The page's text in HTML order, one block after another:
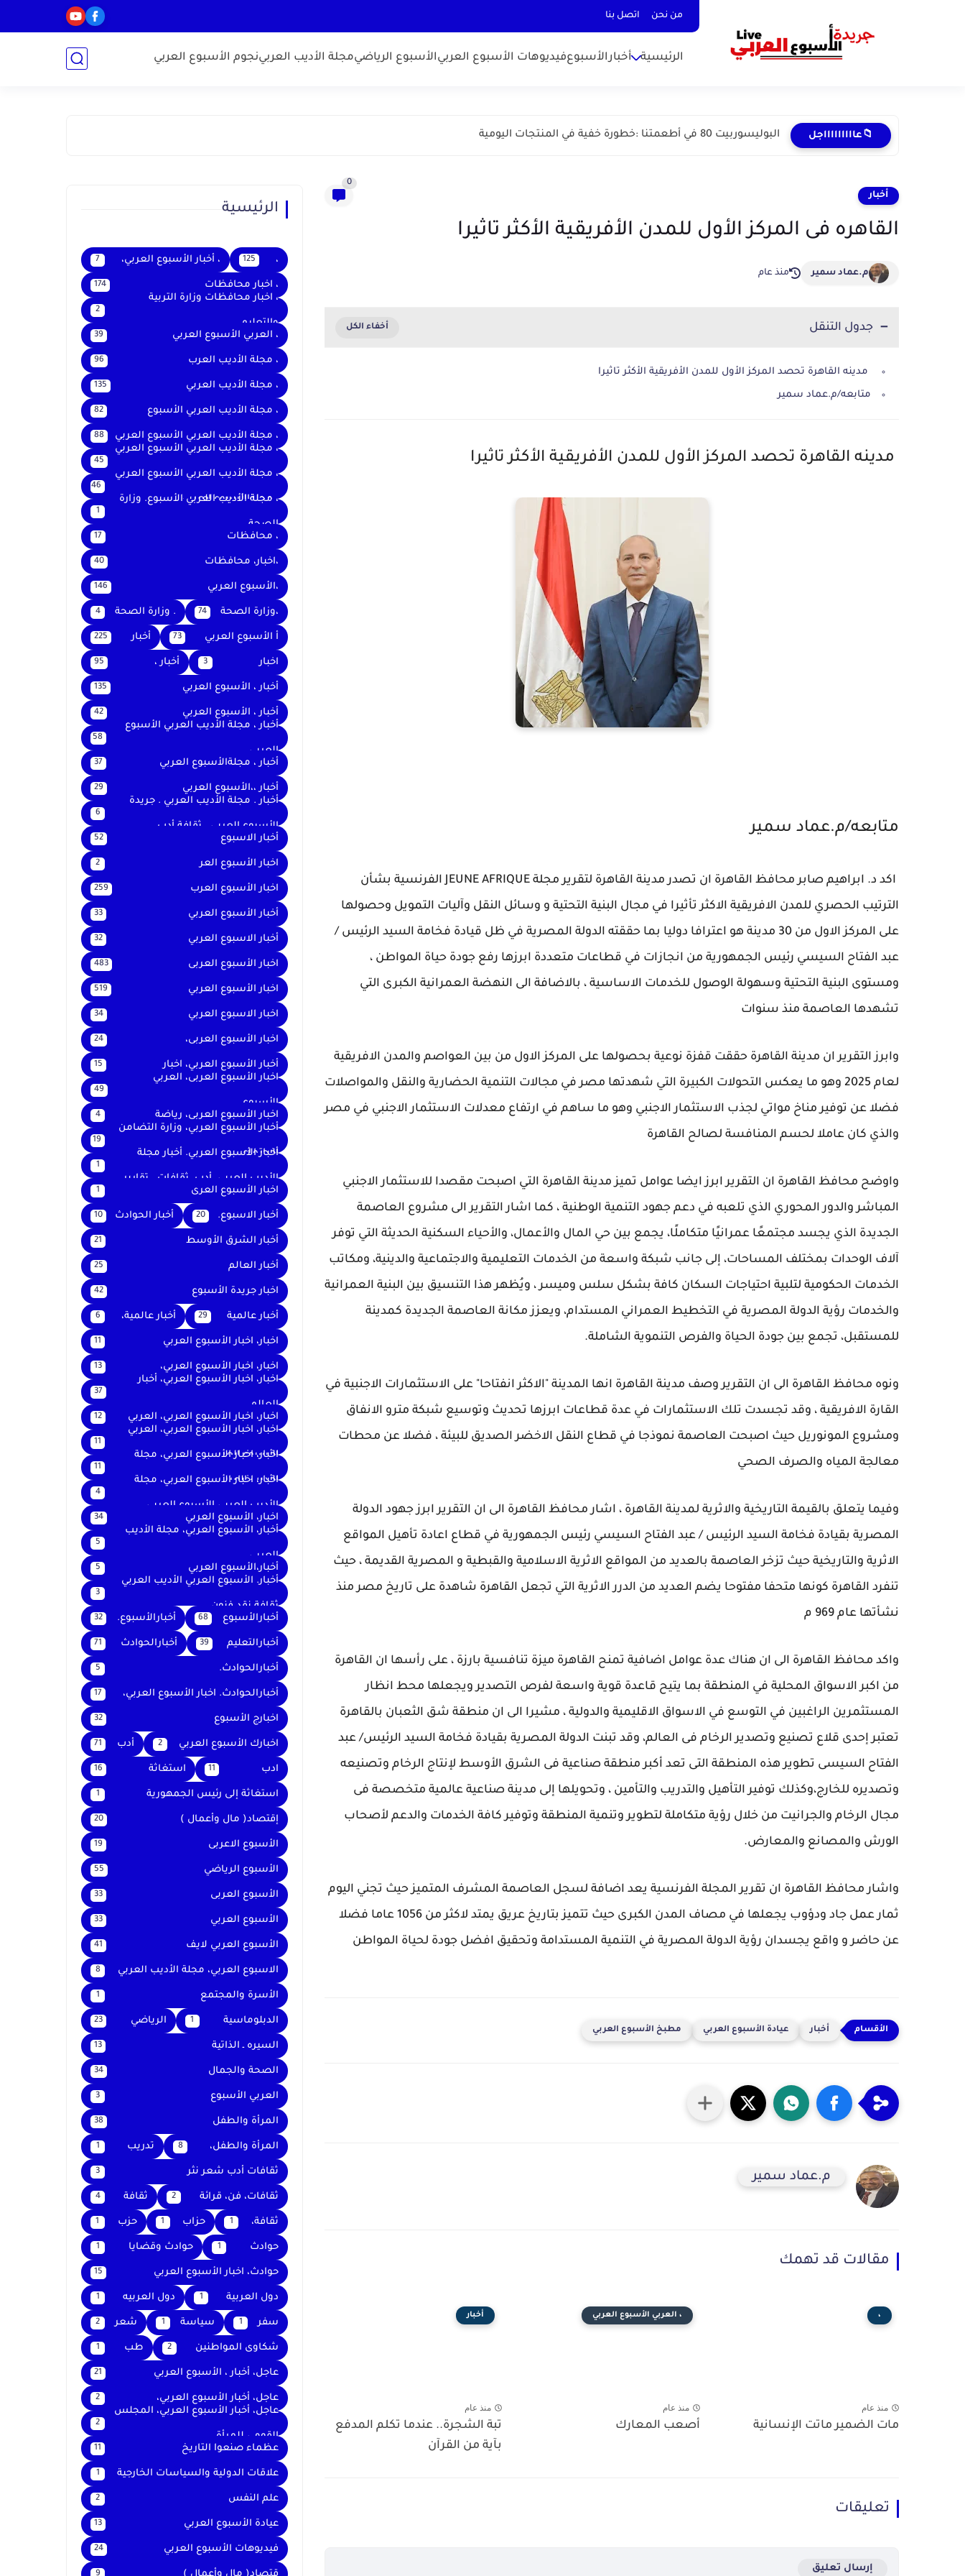
من نحن اتصل بنا
الرئيسية أخبارالأسبوعفيديوهات الأسبوع العربيالأسبوع الرياضيمجلة الأديب العربينجوم الأسبوع العربي
📁عاااااااااجل البوليسوربيت 80 في أطعمتنا :خطورة خفية في المنتجات اليومية
أخبار
0
القاهره فى المركز الأول للمدن الأفريقية الأكثر تاثيرا
م.عماد سمير منذ عام
جدول التنقل
مدينه القاهرة تحصد المركز الأول للمدن الأفريقية الأكثر تاثيرا
متابعه/م.عماد سمير
مدينه القاهرة تحصد المركز الأول للمدن الأفريقية الأكثر تاثيرا
متابعه/م.عماد سمير
اكد د. ابراهيم صابر محافظ القاهرة ان تصدر مدينة القاهرة لتقرير مجلة JEUNE AFRIQUE الفرنسية بشأن
الترتيب الحصري للمدن الافريقية الاكثر تأثيرا في مجال البنية التحتية و وسائل النقل وآليات التمويل وحصولها
على المركز الاول من 30 مدينة هو اعترافا دوليا بما حققته الدولة المصرية في ظل قيادة فخامة السيد الرئيس /
عبد الفتاح السيسي رئيس الجمهورية من انجازات في قطاعات متعددة ابرزها رفع جودة حياة المواطن ،
ومستوى البنية التحتية وسهولة الوصول للخدمات الاساسية ، بالاضافة الى النهضة العمرانية الكبرى التي
تشهدها العاصمة منذ سنوات
وابرز التقرير ان مدينة القاهرة حققت قفزة نوعية بحصولها على المركز الاول من بين العواصم والمدن الافريقية
لعام 2025 وهو ما يعكس التحولات الكبيرة التي شهدتها مصر في مجالات التنمية الحضارية والنقل والمواصلات
فضلا عن توفير مناخ مواتي لجذب الاستثمار الاجنبي وهو ما ساهم في ارتفاع معدلات الاستثمار الاجنبي في مصر
والذي كان عاملا لحسم المنافسة لصالح القاهرة
واوضح محافظ القاهرة ان التقرير ابرز ايضا عوامل تميز مدينة القاهرة التي اصبحت مقصدا للاستثمار الاجنبي
المباشر والدور المحوري الذي تلعبه في دعم جهود التنمية الوطنية ، كما اشار التقرير الى مشروع العاصمة
الجديدة الذي يجسد مجتمعًا عمرانيًا متكاملًا، يجمع بين حي المال والأعمال، والأحياء السكنية الحديثة التي توفر
آلاف الوحدات بمختلف المساحات، إلى جانب شبكة واسعة من الخدمات التعليمية والاجتماعية والدينية، ومكاتب
الخدمات الحكومية لتلبية احتياجات السكان كافة بشكل سلس وميسر ، ويُظهر هذا التنسيق بين البنية العمرانية
والخدمات رؤية الدولة المصرية في التخطيط العمراني المستدام، ويعزز مكانة العاصمة الجديدة كمدينة
للمستقبل، تجمع بين جودة الحياة والفرص التنموية الشاملة.
ونوه محافظ القاهرة الى ان التقرير وصف مدينة القاهرة انها المدينة "الاكثر انفتاحا" على الاستثمارات الاجنبية في
القارة الافريقية ، وقد تجسدت تلك الاستثمارات في عدة قطاعات ابرزها تحديث وتوسيع شبكة مترو الانفاق
ومشروع المونوريل حيث اصبحت العاصمة نموذجا في قطاع النقل الاخضر الصديق للبيئة ، فضلا عن محطات
معالجة المياه والصرف الصحي
وفيما يتعلق بالقيمة التاريخية والاثرية لمدينة القاهرة ، اشار محافظ القاهرة الى ان التقرير ابرز جهود الدولة
المصرية بقيادة فخامة السيد الرئيس / عبد الفتاح السيسي رئيس الجمهورية في قطاع اعادة تأهيل المواقع
الاثرية والتاريخية حيث تزخر العاصمة بالعديد من المواقع الاثرية الاسلامية والقبطية و المصرية القديمة ، حيث
تنفرد القاهرة كونها متحفا مفتوحا يضم العديد من الدرر الاثرية التي تجعل القاهرة شاهدة على تاريخ مصر منذ
نشأتها عام 969 م
واكد محافظ القاهرة الى ان هناك عدة عوامل اضافية تمنح القاهرة ميزة تنافسية بارزة ، على رأسها ان القاهرة
من اكبر الاسواق المحلية في المنطقة بما يتيح قاعدة قوية واسعة لفرص التصدير ويجعلها محط انظار
المستثمرين الراغبين في التوسع في الاسواق الاقليمية والدولية ، مشيرا الى ان منطقة شق الثعبان بالقاهرة
تعتبر إحدى قلاع تصنيع وتصدير الرخام فى العالم، وقد تبنت الدولة المصرية بقيادة فخامة السيد الرئيس/ عبد
الفتاح السيسى تطوير هذه المنطقة التى تعد أكبر منطقة صناعية فى الشرق الأوسط لإنتاج الرخام وتصنيعه
وتصديره للخارج،وكذلك توفير التأهيل والتدريب والتأمين ، وتحويلها إلى مدينة صناعية عالمية متخصصة فى
مجال الرخام والجرانيت من خلال رؤية متكاملة لتطوير وتنمية المنطقة وتوفير كافة الخدمات والدعم لأصحاب
الورش والمصانع والمعارض.
واشار محافظ القاهرة ان تقرير المجلة الفرنسية يعد اضافة لسجل العاصمة المشرف المتميز حيث تجني اليوم
ثمار عمل جاد ودؤوب يجعلها في مصاف المدن الكبرى حيث تتميز بتاريخ عريق يمتد لاكثر من 1056 عاما فضلا
عن حاضر و واقع يجسدان رؤية الدولة المصرية في التنمية المستدامة وتحقيق افضل جودة لحياة المواطن
أخبار عيادة الأسبوع العربي مطبخ الأسبوع العربي
م.عماد سمير
مقالات قد تهمك
،
منذ عام
مات الضمير ماتت الإنسانية
، العربي الأسبوع العربي
منذ عام
أصعب المعارك
أخبار
منذ عام
تبة الشجرة.. عندما تكلم المدفع
بآية من القرآن
تعليقات
إرسال تعليق
الرئيسية
، 125 ، أخبار الأسبوع العربي، 7
، اخبار محافظات 174
، اخبار محافظات وزارة التربية
والتعليم
2
، العربي الأسبوع العربي 39
، مجلة الأديب العرب 96
، مجلة الأديب العربي 135
، مجلة الأديب العربي الأسبوع 82
، مجلة الأديب العربي الأسبوع العربي 88
، مجلة الأديب العربي الأسبوع العربي
،
45
، مجلة الأديب العربي الأسبوع العربي
، مجلةالأسبوع العربي
46
، مجلة الأديب العربي الأسبوع. وزارة
الصحة
1
، محافظات 17
،اخبار، محافظات 40
،الأسبوع العربي 146
،وزارة الصحة 74 . وزارة الصحة 4
أ الأسبوع العربي 73 أخبار 225
اخبار 3 أخبار ، 95
أخبار ، الأسبوع العربي 135
أخبار ، الأسبوع العربي 42
أخبار ، مجلة الأديب العربي الأسبوع
العربي
58
أخبار ، مجلةالأسبوع العربي 37
أخبار ،،الأسبوع العربي 29
أخبار . مجلة الأديب العربي . جريدة
الأسبوع العربي . ثقافة أدب
6
أخبار الاسبوع 52
اخبار الأسبوع العر 2
اخبار الأسبوع العرب 259
أخبار الأسبوع العربي 33
أخبار الاسبوع العربي 32
اخبار الأسبوع العربى 483
اخبار الأسبوع العربي 519
اخبار الاسبوع العربي 34
اخبار الأسبوع العربى، 24
أخبار الأسبوع العربي، اخبار 15
اخبار الأسبوع العربى، العربي
الأسبوع
49
اخبار الأسبوع العربى، رياضة 4
أخبار الأسبوع العربي، وزارة التضامن
الاجتماعي
19
أخبار الأسبوع العربي. أخبار مجلة
الأديب العربي. أدب. ثقافات . تقارير .
1
اخبار الأسبوع العرى 1
أخبار الاسبوع. 20 أخبار الحوادث 10
أخبار الشرق الأوسط 21
أخبار العالم 25
اخبار جريدة الأسبوع 42
أخبار عالمية 29 أخبار عالمية، 6
اخبار، اخبار الأسبوع العربي 11
اخبار، اخبار الأسبوع العربي، 13
اخبار، اخبار الأسبوع العربي، أخبار
العالم
37
اخبار، اخبار الأسبوع العربي، العربي 12
اخبار، اخبار الأسبوع العربي، العربي
الأسبوع العربي
11
اخبار، اخبار الأسبوع العربي، مجلة
الأديب العربي
11
اخبار، اخبار الأسبوع العربي، مجلة
الأديب العربي الأسبوع العربي
4
اخبار، الأسبوع العربي 34
أخبار، الأسبوع العربي، مجلة الأديب
العربي
5
أخبار،الأسبوع العربي 5
أخبار. الأسبوع العربي الأديب العربي
ثقافة نقد فنون
3
أخبارالأسبوع 68 أخبارالأسبوع. 32
أخبارالتعليم 39 أخبارالحوادث 71
أخبارالحوادث. 5
أخبارالحوادث. اخبار الأسبوع العربي، 17
اخبارج الأسبوع 32
اخبارك الأسبوع العربي 2 أدب 71
ادب 11 استغاثة 16
استغاثة إلى رئيس الجمهورية 1
إقتصاد( مال وأعمال ) 20
الأسبوع الاعربى 19
الأسبوع الرياضي 55
الأسبوع العربى 33
الأسبوع العربي 33
الأسبوع العربي لايف 41
الاسبوع العربي، مجلة الأديب العربي 8
الأسرة والمجتمع 1
الدبلوماسية 1 الرياضي 23
السيره ـ الذاتية 13
الصحة والجمال 34
العربي الأسبوع 3
المرأة والطفل 38
المرأة والطفل، 8 تدريب 1
ثقافات أدب شعر نثر 3
ثقافات، فن، قرائة 2 ثقافة 4
ثقافة، 1 حزاب 1 حزب 1
حوادث 1 حوادث وقضايا 1
حوادث، اخبار الأسبوع العربي 15
دول العربية 1 دول العربيه 1
سفر 1 سياسة 1 شعر 2
شكاوى المواطنين 2 طب 1
عاجل، أخبار ، الأسبوع العربي 21
عاجل، أخبار الأسبوع العربي، 2
عاجل، أخبار الأسبوع العربي، المجلس
القومي للمرأة
2
عظماء صنعوا التاريخ 11
علاقات الدولية والسياسات الخارجية 1
علم النفس 2
عيادة الأسبوع العربي 13
فيديوهات الأسبوع العربي 24
9